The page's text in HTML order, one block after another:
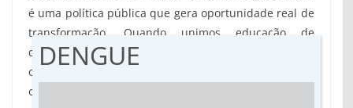
é uma política pública que gera oportunidade real de
transformação. Quando unimos educação de
qualidade, inteligência de mercado e articulação com
o setor produtivo, o resultado é esse: jovens e adultos
capacitados, inseridos em uma das áreas mais
DENGUE